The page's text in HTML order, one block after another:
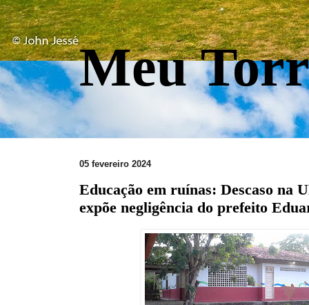
Meu
05 fevereiro 2024
Educação em ruínas: Descaso na
expõe negligência do prefeito